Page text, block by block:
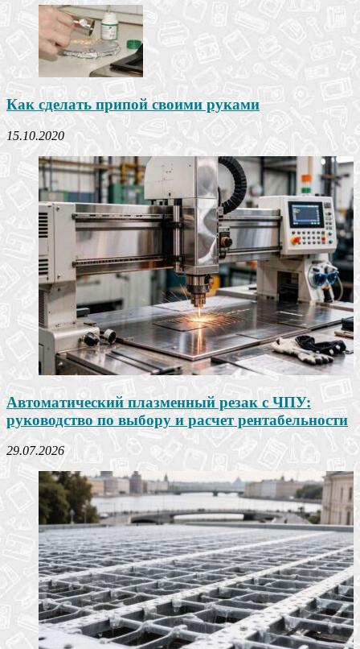
Как сделать припой своими руками
15.10.2020
Автоматический плазменный резак с ЧПУ:
руководство по выбору и расчет рентабельности
29.07.2026